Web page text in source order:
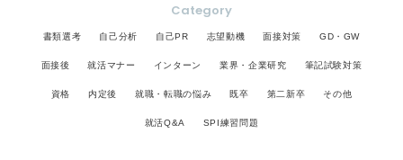
Category
書類選考 自己分析 自己PR 志望動機 面接対策 GD・GW
面接後 就活マナー インターン 業界・企業研究 筆記試験対策
資格 内定後 就職・転職の悩み 既卒 第二新卒 その他
就活Q&A SPI練習問題